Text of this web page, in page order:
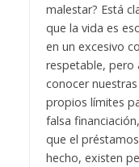
malestar? Está
que la vida es
en un excesivo
respetable, pero
conocer
propios límites
falsa
que el
hecho, existen